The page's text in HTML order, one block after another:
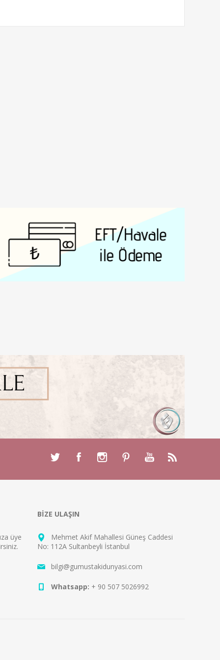
üye
BİZE ULAŞIN
Mehmet Akif Mahallesi Güneş Caddesi
No: 112A Sultanbeyli İstanbul
bilgi@gumustakidunyasi.com
Whatsapp: + 90 507 5026992